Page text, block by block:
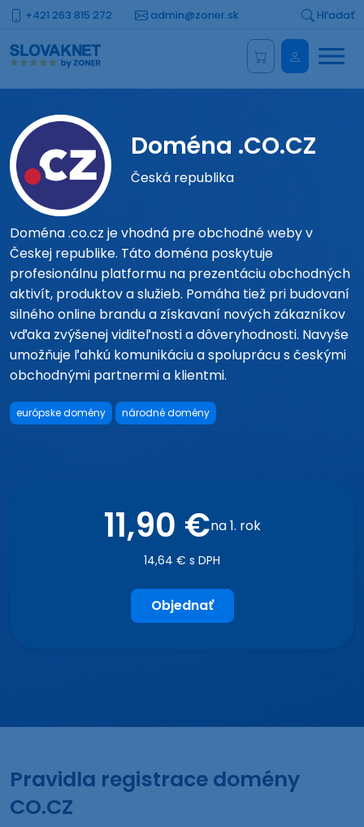
+421 263 815 272 admin@zoner.sk Hľadať
Menu
Doména .CO.CZ
Česká republika
Doména .co.cz je vhodná pre obchodné weby v
Českej republike. Táto doména poskytuje
profesionálnu platformu na prezentáciu obchodných
aktivít, produktov a služieb. Pomáha tiež pri budovaní
silného online brandu a získavaní nových zákazníkov
vďaka zvýšenej viditeľnosti a dôveryhodnosti. Navyše
umožňuje ľahkú komunikáciu a spoluprácu s českými
obchodnými partnermi a klientmi.
európske domény národné domény
11,90 €na 1. rok
14,64 € s DPH
Objednať
Pravidla registrace domény
CO.CZ